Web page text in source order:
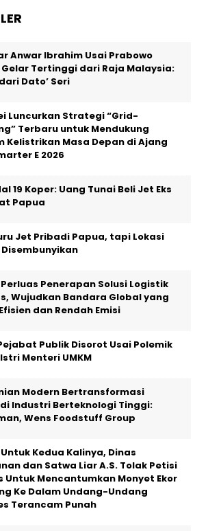
Anwar Ibrahim Usai Prabowo
Gelar Tertinggi dari Raja Malaysia:
Dato’ Seri
Luncurkan Strategi “Grid-
Terbaru untuk Mendukung
Kelistrikan Masa Depan di Ajang
E 2026
19 Koper: Uang Tunai Beli Jet Eks
Papua
Jet Pribadi Papua, tapi Lokasi
Disembunyikan
Perluas Penerapan Solusi Logistik
Wujudkan Bandara Global yang
dan Rendah Emisi
Publik Disorot Usai Polemik
Menteri UMKM
Modern Bertransformasi
Industri Berteknologi Tinggi:
Wens Foodstuff Group
Untuk Kedua Kalinya, Dinas
dan Satwa Liar A.S. Tolak Petisi
Untuk Mencantumkan Monyet Ekor
Ke Dalam Undang-Undang
Terancam Punah